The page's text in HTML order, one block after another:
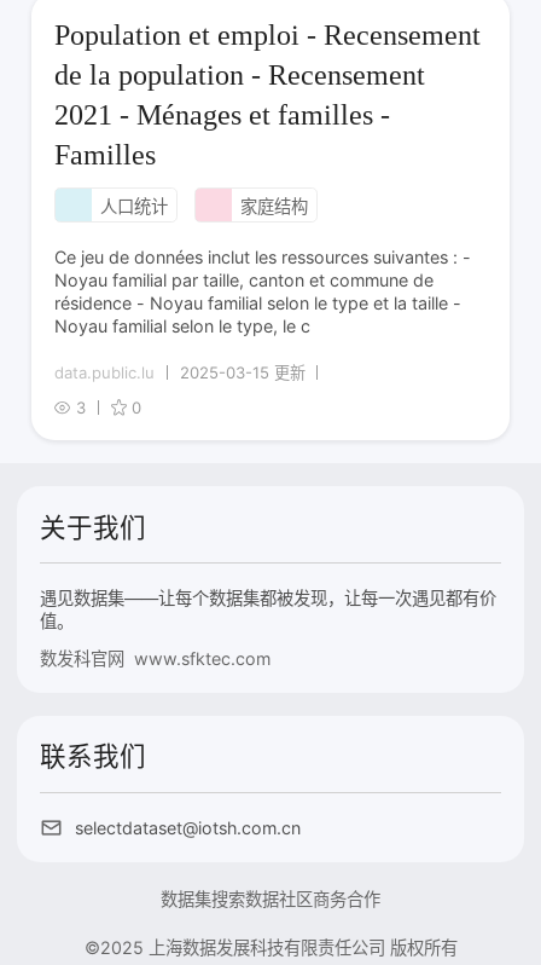
Population et emploi - Recensement
de la population - Recensement
2021 - Ménages et familles -
Familles
人口统计 家庭结构
Ce jeu de données inclut les ressources suivantes : -
Noyau familial par taille, canton et commune de
résidence - Noyau familial selon le type et la taille -
Noyau familial selon le type, le c
data.public.lu
2025-03-15 更新
3
0
关于我们
遇见数据集——让每个数据集都被发现，让每一次遇见都有价
值。
数发科官网 www.sfktec.com
联系我们
selectdataset@iotsh.com.cn
数据集搜索数据社区商务合作
©2025 上海数据发展科技有限责任公司 版权所有